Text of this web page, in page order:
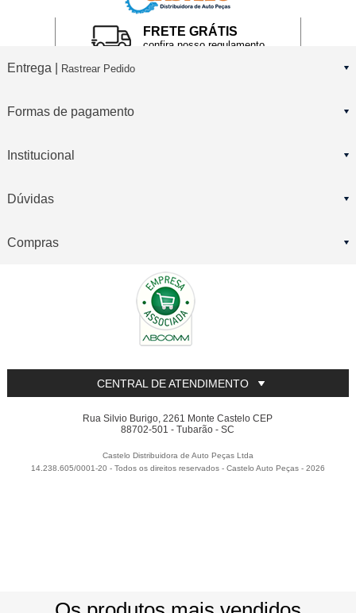
FRETE GRÁTIS
confira nosso regulamento
Entrega | Rastrear Pedido
Formas de pagamento
Institucional
Dúvidas
Compras
CENTRAL DE ATENDIMENTO
Rua Silvio Burigo, 2261 Monte Castelo CEP
88702-501 - Tubarão - SC
Castelo Distribuidora de Auto Peças Ltda
14.238.605/0001-20 - Todos os direitos reservados -Castelo Auto Peças -2026